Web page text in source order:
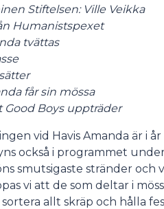
Stiftelsen: Ville Veikka
Humanistspexet
tvättas
får sin mössa
Good Boys uppträder
vid Havis Amanda är i
också i programmet
smutsigaste stränder och
vi att de som deltar i
allt skräp och hålla